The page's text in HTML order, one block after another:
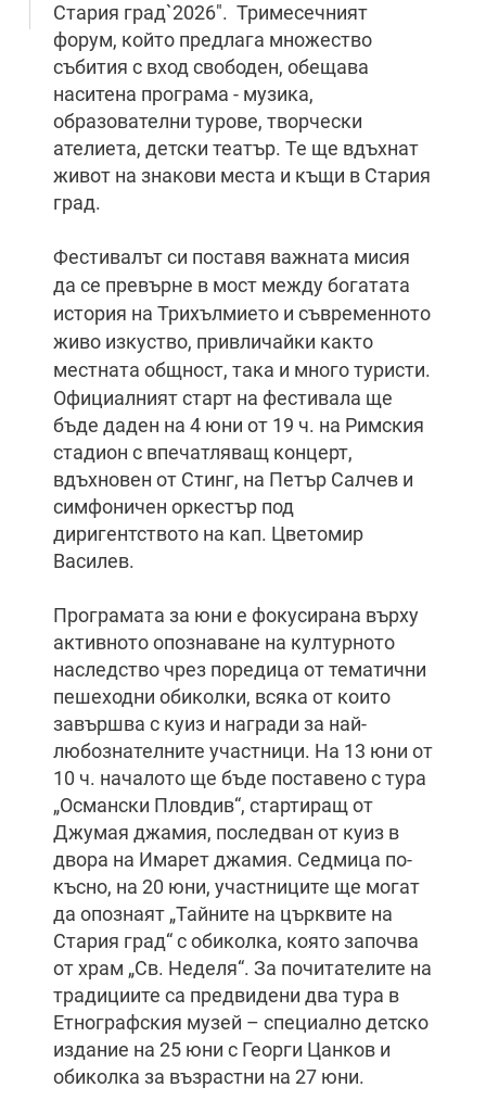
Стария град`2026". Тримесечният
форум, който предлага множество
събития с вход свободен, обещава
наситена програма - музика,
образователни турове, творчески
ателиета, детски театър. Те ще вдъхнат
живот на знакови места и къщи в Стария
град.
Фестивалът си поставя важната мисия
да се превърне в мост между богатата
история на Трихълмието и съвременното
живо изкуство, привличайки както
местната общност, така и много туристи.
Официалният старт на фестивала ще
бъде даден на 4 юни от 19 ч. на Римския
стадион с впечатляващ концерт,
вдъхновен от Стинг, на Петър Салчев и
симфоничен оркестър под
диригентството на кап. Цветомир
Василев.
Програмата за юни е фокусирана върху
активното опознаване на културното
наследство чрез поредица от тематични
пешеходни обиколки, всяка от които
завършва с куиз и награди за най-
любознателните участници. На 13 юни от
10 ч. началото ще бъде поставено с тура
„Османски Пловдив“, стартиращ от
Джумая джамия, последван от куиз в
двора на Имарет джамия. Седмица по-
късно, на 20 юни, участниците ще могат
да опознаят „Тайните на църквите на
Стария град“ с обиколка, която започва
от храм „Св. Неделя“. За почитателите на
традициите са предвидени два тура в
Етнографския музей – специално детско
издание на 25 юни с Георги Цанков и
обиколка за възрастни на 27 юни.